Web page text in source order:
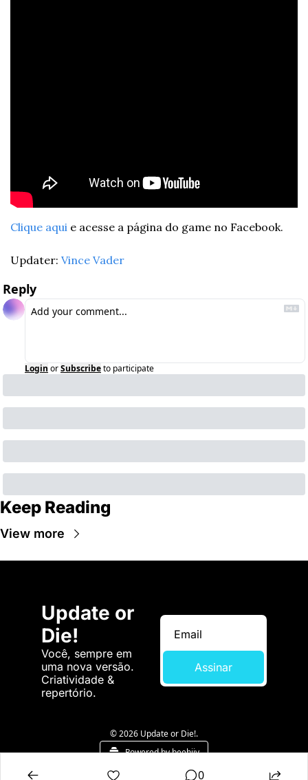
Clique aqui e acesse a página do game no Facebook.
Updater: Vince Vader
Reply
Login orSubscribeto participate
Keep Reading
View more
Update or
Die!
Você, sempre em
uma nova versão.
Criatividade &
repertório.
Assinar
© 2026 Update or Die!.
Powered by beehiiv
0